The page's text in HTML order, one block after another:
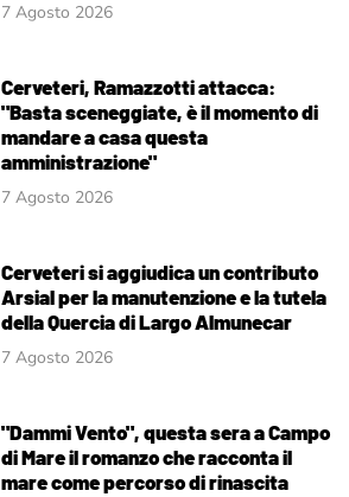
7 Agosto 2026
Cerveteri, Ramazzotti attacca:
"Basta sceneggiate, è il momento di
mandare a casa questa
amministrazione"
7 Agosto 2026
Cerveteri si aggiudica un contributo
Arsial per la manutenzione e la tutela
della Quercia di Largo Almunecar
7 Agosto 2026
"Dammi Vento", questa sera a Campo
di Mare il romanzo che racconta il
mare come percorso di rinascita